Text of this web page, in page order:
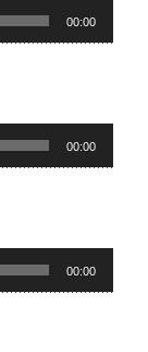
00:00
00:00
00:00